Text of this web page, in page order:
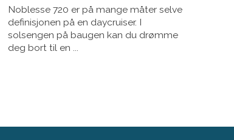
Noblesse 720 er på mange måter selve
definisjonen på en daycruiser. I
solsengen på baugen kan du drømme
deg bort til en ...